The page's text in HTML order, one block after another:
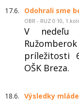
17.6. Odohrali sme
OBR - RUZ 0:10,
V nedeľu
príležitosti
OŠK Breza.
18.6. Výsledky